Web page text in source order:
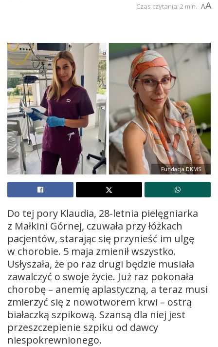
Czas czytania: 2 min. AA
Fundacja DKMS
Do tej pory Klaudia, 28-letnia pielęgniarka
z Małkini Górnej, czuwała przy łóżkach
pacjentów, starając się przynieść im ulgę
w chorobie. 5 maja zmienił wszystko.
Usłyszała, że po raz drugi będzie musiała
zawalczyć o swoje życie. Już raz pokonała
chorobę – anemię aplastyczną, a teraz musi
zmierzyć się z nowotworem krwi – ostrą
białaczką szpikową. Szansą dla niej jest
przeszczepienie szpiku od dawcy
niespokrewnionego.